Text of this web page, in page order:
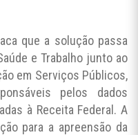
que a solução passa
e Trabalho junto ao
em Serviços Públicos,
pelos dados
à Receita Federal. A
para a apreensão da